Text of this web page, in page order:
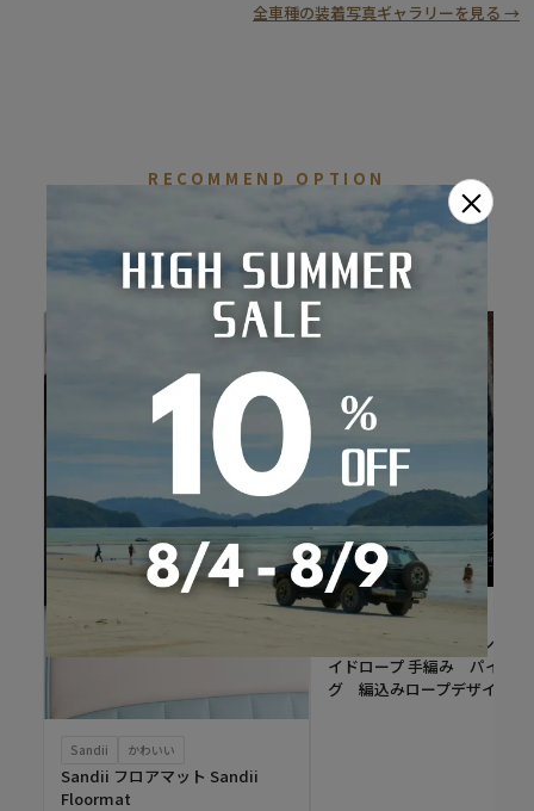
全車種の装着写真ギャラリーを見る →
RECOMMEND OPTION
おすすめオプション
Sandii かわいい
Sandii フロアマット Sandii
Floormat
Refinad
Refinad専用オプション ブ
イドロープ 手編み パイピン
グ 編込みロープデザイン
×